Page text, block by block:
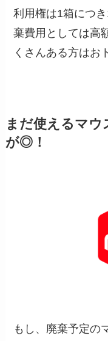
利用権は1箱につ
棄費用としては高
くさんある方はお
まだ使えるマ
が◎！
もし、廃棄予定の